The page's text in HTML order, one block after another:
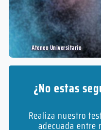
Ateneo Universitario
¿No estas
Realiza nuestro
adecuada entre